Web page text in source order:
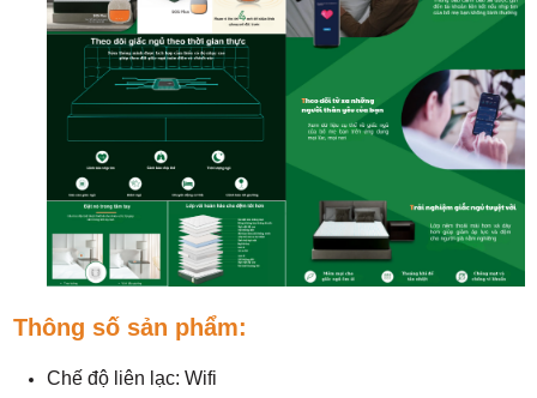
Thông số sản phẩm:
Chế độ liên lạc: Wifi